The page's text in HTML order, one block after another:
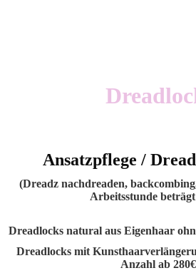
Ansatzpflege /
(Dreadz nachdreaden,
Arbeitsstunde
Dreadlocks natural aus Eigenhaar
Dreadlocks mit
Anzahl ab